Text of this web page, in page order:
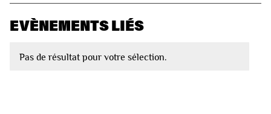
EVÈNEMENTS LIÉS
Pas de résultat pour votre sélection.